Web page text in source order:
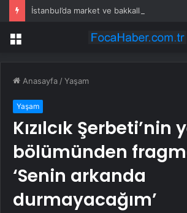
Menü
Anasayfa /Yaşam
Yaşam
Kızılcık Şerbeti’nin
bölümünden
‘Senin arkanda
durmayacağım’